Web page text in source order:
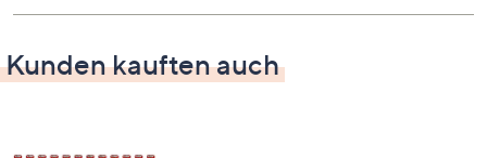
Gewicht
Kunden kauften auch